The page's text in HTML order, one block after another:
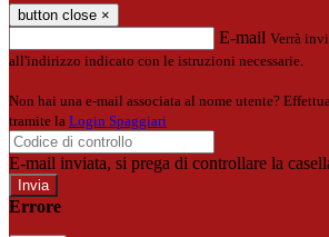
button close ×
E-mail Verrà
all'indirizzo indicato con le istruzioni necessarie.
Non hai una e-mail associata al nome utente?
tramite la Login Spaggiari
E-mail inviata, si prega di controllare la
Errore